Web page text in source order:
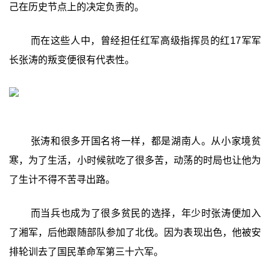
己在历史节点上的决定负责的。
而在这些人中，曾经担任红军高级指挥员的红17军军
长张涛的叛变便很有代表性。
张涛和很多开国名将一样，都是湖南人。从小家境贫
寒，为了生活，小时候就吃了很多苦，动荡的时局也让他为
了生计不得不苦寻出路。
而当兵也成为了很多贫民的选择，年少时张涛便加入
了湘军，后他跟随部队参加了北伐。因为表现出色，他被安
排轮训去了国民革命军第三十六军。